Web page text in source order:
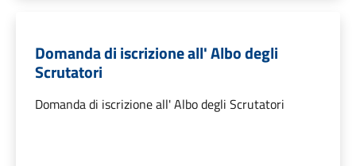
Domanda di iscrizione all' Albo degli
Scrutatori
Domanda di iscrizione all' Albo degli Scrutatori